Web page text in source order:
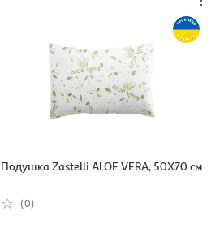
Подушка Zastelli ALOE VERA, 50Х70 см
(0)